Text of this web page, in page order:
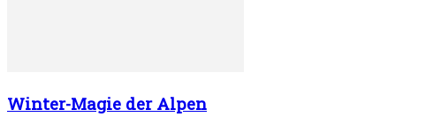
Winter-Magie der Alpen